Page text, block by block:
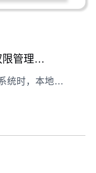
VPS云服务器Windows系统权限管理：本地组策略实操指南
在VPS云服务器中使用Windows系统时，本地组策略是管理用户权限的核心工具。本文详解从基础认知到具体设置的全流程，助你实现精细化权限控制。